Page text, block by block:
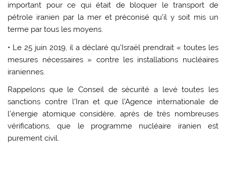
important pour ce qui était de bloquer le transport de
pétrole iranien par la mer et préconisé qu’il y soit mis un
terme par tous les moyens.
• Le 25 juin 2019, il a déclaré qu’Israël prendrait « toutes les
mesures nécessaires » contre les installations nucléaires
iraniennes.
Rappelons que le Conseil de sécurité a levé toutes les
sanctions contre l’Iran et que l’Agence internationale de
l’énergie atomique considère, après de très nombreuses
vérifications, que le programme nucléaire iranien est
purement civil.